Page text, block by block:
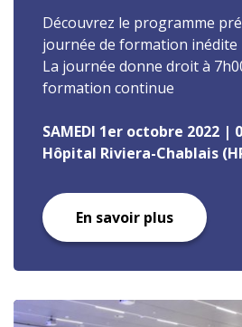
Découvrez le programme
journée de formation inédite
La journée donne droit à
formation continue
SAMEDI 1er octobre 2022 |
Hôpital Riviera-Chablais
En savoir plus